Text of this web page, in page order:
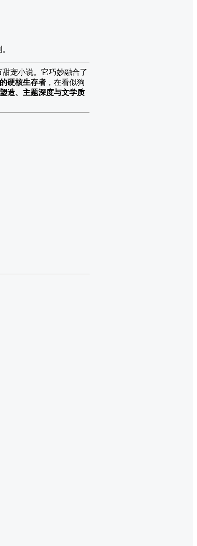
宠小说。它巧妙融合了
硬核生存者 ，在看似狗
造、主题深度与文学质